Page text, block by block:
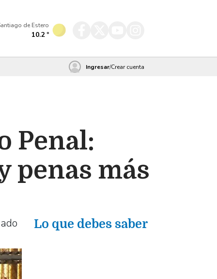
de Estero
10.2 º
Ingresar/Crear cuenta
Penal:
penas más
Lo que debes saber